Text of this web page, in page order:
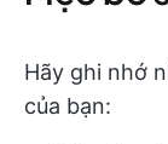
Hãy ghi nhớ
của bạn: